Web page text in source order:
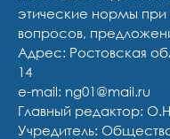
этические нормы
вопросов,
Адрес: Ростовская
14
e-mail: ng01@mail.ru
Главный редактор:
Учредитель: